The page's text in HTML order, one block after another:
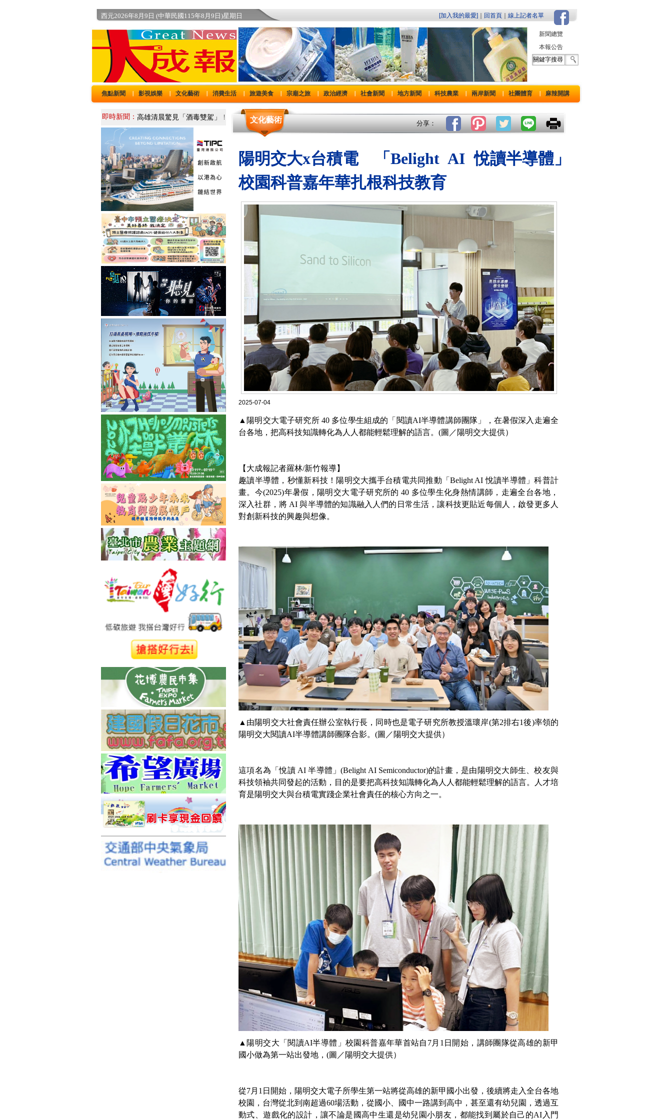
西元2026年8月9日 (中華民國115年8月9日)星期日 [加入我的最愛] 回首頁 線上記者名單
新聞總覽
本報公告
焦點新聞 影視娛樂 文化藝術 消費生活 旅遊美食 宗廟之旅 政治經濟 社會新聞 地方新聞 科技農業 兩岸新聞 社團體育 麻辣開講
即時新聞： 文化藝術 分享：
陽明交大x台積電 「Belight AI 悅讀半導體」
校園科普嘉年華扎根科技教育
2025-07-04
▲陽明交大電子研究所 40 多位學生組成的「閱讀AI半導體講師團隊」，在暑假深入走遍全
台各地，把高科技知識轉化為人人都能輕鬆理解的語言。(圖／陽明交大提供）
【大成報記者羅林/新竹報導】
趣讀半導體，秒懂新科技！陽明交大攜手台積電共同推動「Belight AI 悅讀半導體」科普計
畫。今(2025)年暑假，陽明交大電子研究所的 40 多位學生化身熱情講師，走遍全台各地，
深入社群，將 AI 與半導體的知識融入人們的日常生活，讓科技更貼近每個人，啟發更多人
對創新科技的興趣與想像。
▲由陽明交大社會責任辦公室執行長，同時也是電子研究所教授溫瓌岸(第2排右1後)率領的
陽明交大閱讀AI半導體講師團隊合影。(圖／陽明交大提供）
這項名為「悅讀 AI 半導體」(Belight AI Semiconductor)的計畫，是由陽明交大師生、校友與
科技領袖共同發起的活動，目的是要把高科技知識轉化為人人都能輕鬆理解的語言。人才培
育是陽明交大與台積電實踐企業社會責任的核心方向之一。
▲陽明交大「閱讀AI半導體」校園科普嘉年華首站自7月1日開始，講師團隊從高雄的新甲
國小做為第一站出發地，(圖／陽明交大提供）
從7月1日開始，陽明交大電子所學生第一站將從高雄的新甲國小出發，後續將走入全台各地
校園，台灣從北到南超過60場活動，從國小、國中一路講到高中，甚至還有幼兒園，透過互
動式、遊戲化的設計，讓不論是國高中生還是幼兒園小朋友，都能找到屬於自己的AI入門